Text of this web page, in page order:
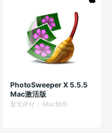
PhotoSweeper X 5.5.5
Mac激活版
暂无评分 Mac软件